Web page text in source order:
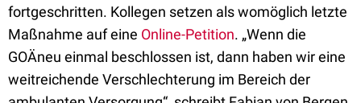
fortgeschritten. Kollegen setzen als womöglich letzte
Maßnahme auf eine Online-Petition. „Wenn die
GOÄneu einmal beschlossen ist, dann haben wir eine
weitreichende Verschlechterung im Bereich der